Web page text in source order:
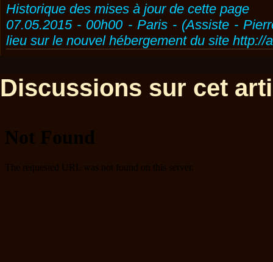
Historique des mises à jour de cette page
07.05.2015 - 00h00 - Paris - (Assiste -
lieu sur le nouvel hébergement du site http://
Discussions sur cet